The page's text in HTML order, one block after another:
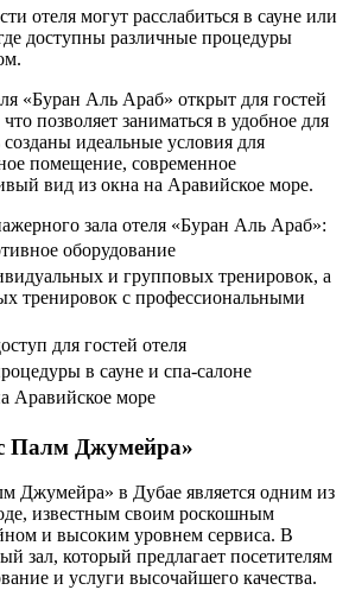
отеля могут расслабиться в сауне или
доступны различные процедуры
«Буран Аль Араб» открыт для гостей
позволяет заниматься в удобное для
идеальные условия для
помещение, современное
вид из окна на Аравийское море.
зала отеля «Буран Аль Араб»:
оборудование
и групповых тренировок, а
тренировок с профессиональными
для гостей отеля
в сауне и спа-салоне
Аравийское море
Палм Джумейра»
Джумейра» в Дубае является одним из
известным своим роскошным
и высоким уровнем сервиса. В
зал, который предлагает посетителям
и услуги высочайшего качества.